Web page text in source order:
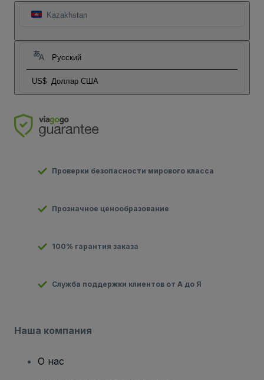
Kazakhstan
Русский
US$ Доллар США
Проверки безопасности мирового класса
Прозначное ценообразование
100% гарантия заказа
Служба поддержки клиентов от А до Я
Наша компания
О нас